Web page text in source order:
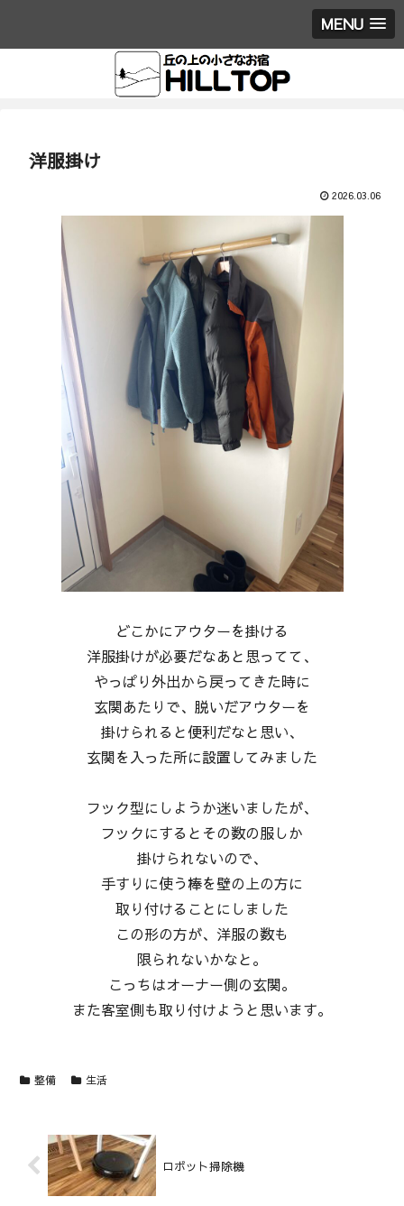
MENU
洋服掛け
2026.03.06
どこかにアウターを掛ける
洋服掛けが必要だなあと思ってて、
やっぱり外出から戻ってきた時に
玄関あたりで、脱いだアウターを
掛けられると便利だなと思い、
玄関を入った所に設置してみました
フック型にしようか迷いましたが、
フックにするとその数の服しか
掛けられないので、
手すりに使う棒を壁の上の方に
取り付けることにしました
この形の方が、洋服の数も
限られないかなと。
こっちはオーナー側の玄関。
また客室側も取り付けようと思います。
整備 生活
ロボット掃除機